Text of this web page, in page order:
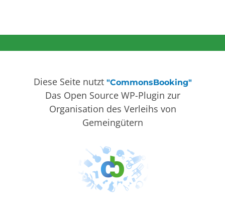
Diese Seite nutzt "CommonsBooking"
Das Open Source WP-Plugin zur
Organisation des Verleihs von
Gemeingütern